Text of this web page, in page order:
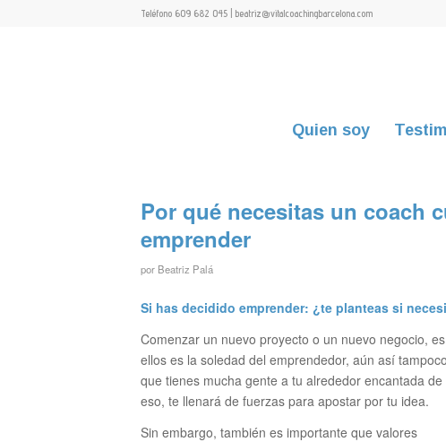
Teléfono 609 682 045 | beatriz@vitalcoachingbarcelona.com
Quien soy
Por qué necesitas un coach
emprender
por Beatriz Palá
Si has decidido emprender: ¿te planteas si
Comenzar un nuevo proyecto o un nuevo negocio,
ellos es la soledad del emprendedor, aún así
que tienes mucha gente a tu alrededor encantada
eso, te llenará de fuerzas para apostar por tu idea.
Sin embargo, también es importante que valores